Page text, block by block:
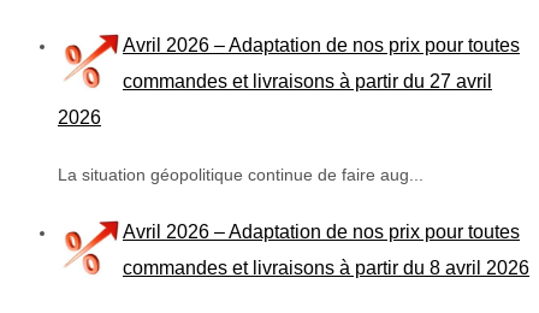
Avril 2026 – Adaptation de nos prix pour toutes
commandes et livraisons à partir du 27 avril
2026
La situation géopolitique continue de faire aug...
Avril 2026 – Adaptation de nos prix pour toutes
commandes et livraisons à partir du 8 avril 2026